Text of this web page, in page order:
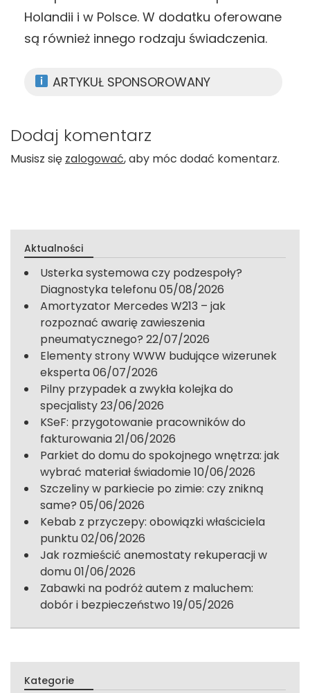
Holandii i w Polsce. W dodatku oferowane
są również innego rodzaju świadczenia.
ARTYKUŁ SPONSOROWANY
Dodaj komentarz
Musisz się zalogować, aby móc dodać komentarz.
Aktualności
Usterka systemowa czy podzespoły?
Diagnostyka telefonu05/08/2026
Amortyzator Mercedes W213 – jak
rozpoznać awarię zawieszenia
pneumatycznego? 22/07/2026
Elementy strony WWW budujące wizerunek
eksperta06/07/2026
Pilny przypadek a zwykła kolejka do
specjalisty23/06/2026
KSeF: przygotowanie pracowników do
fakturowania21/06/2026
Parkiet do domu do spokojnego wnętrza: jak
wybrać materiał świadomie 10/06/2026
Szczeliny w parkiecie po zimie: czy znikną
same? 05/06/2026
Kebab z przyczepy: obowiązki właściciela
punktu02/06/2026
Jak rozmieścić anemostaty rekuperacji w
domu01/06/2026
Zabawki na podróż autem z maluchem:
dobór i bezpieczeństwo 19/05/2026
Kategorie